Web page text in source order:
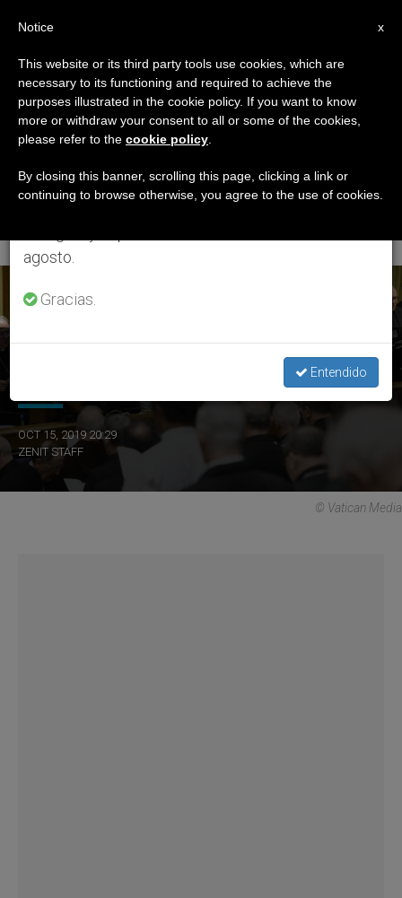
ETIQUETA
Posts Tagged ‘obispo
Marcelo Sánchez
Sorondo’
ÚLTIMAS NOTICIAS
OCT 15, 2019 20:29
ZENIT STAFF
© Vatican Media
×
Aviso importante
Del 27 de julio al 7 de agosto haremos la pausa
anual, aprovechando que en el periodo de verano
se generan menos informaciones y también el
agosto.
Gracias.
Entendido
x
Notice
This website or its third party tools use cookies, which are
necessary to its functioning and required to achieve the
purposes illustrated in the cookie policy. If you want to know
more or withdraw your consent to all or some of the cookies,
please refer to the cookie policy
By closing this banner, scrolling this page, clicking a link or
continuing to browse otherwise, you agree to the use of cookies.